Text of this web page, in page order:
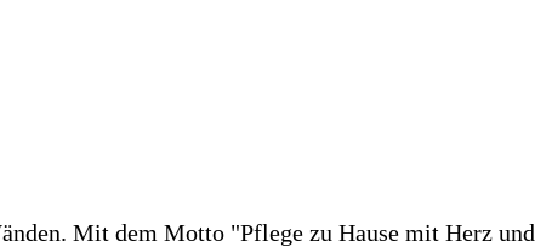
Mit dem Motto "Pflege zu Hause mit Herz und